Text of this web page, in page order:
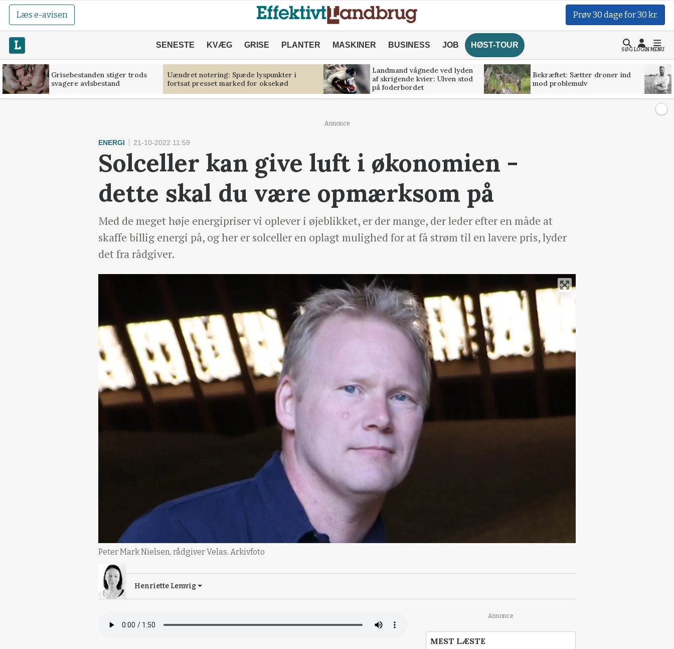
Læs e-avisen Prøv 30 dage for 30 kr.
SENESTE KVÆG GRISE PLANTER MASKINER BUSINESS JOB HØST-TOUR
SØGLOGINMENU
Grisebestanden stiger trods
svagere avlsbestand
Uændret notering: Spæde lyspunkter i
fortsat presset marked for oksekød
Landmand vågnede ved lyden
af skrigende kvier: Ulven stod
på foderbordet
Bekræftet: Sætter droner ind
mod problemulv
Annonce
ENERGI 21-10-2022 11:59
Solceller kan give luft i økonomien -
dette skal du være opmærksom på
Med de meget høje energipriser vi oplever i øjeblikket, er der mange, der leder efter en måde at
skaffe billig energi på, og her er solceller en oplagt mulighed for at få strøm til en lavere pris, lyder
det fra rådgiver.
Peter Mark Nielsen, rådgiver Velas. Arkivfoto
Henriette Lemvig
Annonce
MEST LÆSTE